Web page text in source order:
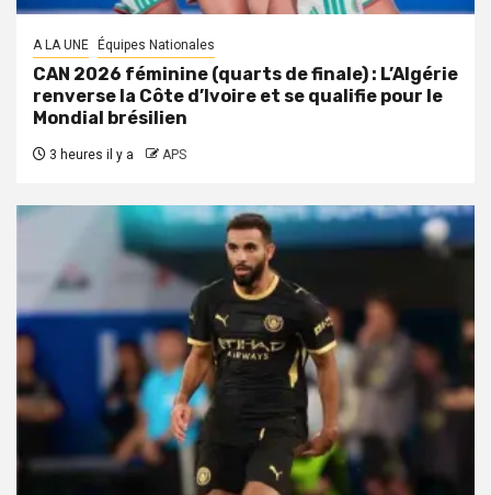
A LA UNE Équipes Nationales
CAN 2026 féminine (quarts de finale) : L’Algérie
renverse la Côte d’Ivoire et se qualifie pour le
Mondial brésilien
3 heures il y a APS